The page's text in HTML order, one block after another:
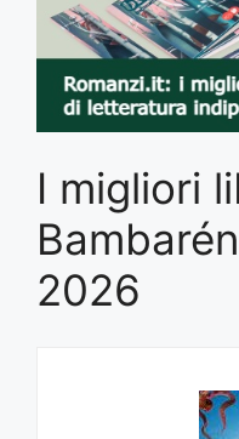
I migliori
2026